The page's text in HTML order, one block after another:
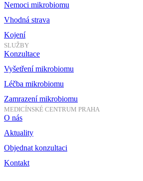
Nemoci mikrobiomu
Vhodná strava
Kojení
SLUŽBY
Konzultace
Vyšetření mikrobiomu
Léčba mikrobiomu
Zamrazení mikrobiomu
MEDICÍNSKÉ CENTRUM PRAHA
O nás
Aktuality
Objednat konzultaci
Kontakt